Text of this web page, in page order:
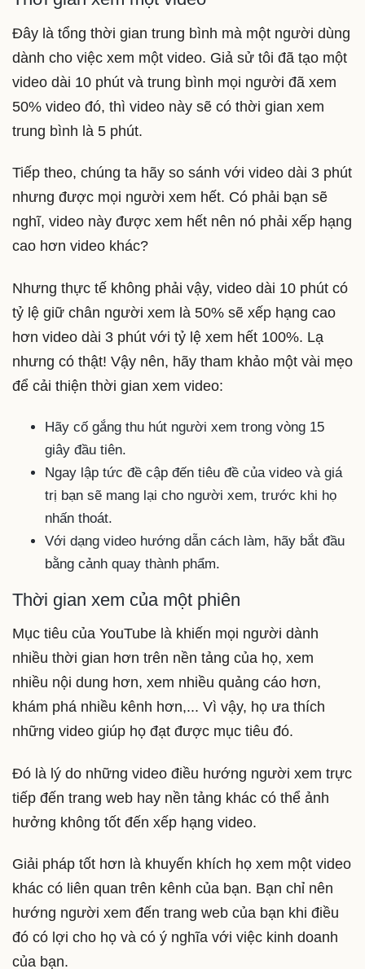
Đây là tổng thời gian trung bình mà một người dùng
dành cho việc xem một video. Giả sử tôi đã tạo một
video dài 10 phút và trung bình mọi người đã xem
50% video đó, thì video này sẽ có thời gian xem
trung bình là 5 phút.
Tiếp theo, chúng ta hãy so sánh với video dài 3 phút
nhưng được mọi người xem hết. Có phải bạn sẽ
nghĩ, video này được xem hết nên nó phải xếp hạng
cao hơn video khác?
Nhưng thực tế không phải vậy, video dài 10 phút có
tỷ lệ giữ chân người xem là 50% sẽ xếp hạng cao
hơn video dài 3 phút với tỷ lệ xem hết 100%. Lạ
nhưng có thật! Vậy nên, hãy tham khảo một vài mẹo
để cải thiện thời gian xem video:
Hãy cố gắng thu hút người xem trong vòng 15
giây đầu tiên.
Ngay lập tức đề cập đến tiêu đề của video và giá
trị bạn sẽ mang lại cho người xem, trước khi họ
nhấn thoát.
Với dạng video hướng dẫn cách làm, hãy bắt đầu
bằng cảnh quay thành phẩm.
Thời gian xem của một phiên
Mục tiêu của YouTube là khiến mọi người dành
nhiều thời gian hơn trên nền tảng của họ, xem
nhiều nội dung hơn, xem nhiều quảng cáo hơn,
khám phá nhiều kênh hơn,... Vì vậy, họ ưa thích
những video giúp họ đạt được mục tiêu đó.
Đó là lý do những video điều hướng người xem trực
tiếp đến trang web hay nền tảng khác có thể ảnh
hưởng không tốt đến xếp hạng video.
Giải pháp tốt hơn là khuyến khích họ xem một video
khác có liên quan trên kênh của bạn. Bạn chỉ nên
hướng người xem đến trang web của bạn khi điều
đó có lợi cho họ và có ý nghĩa với việc kinh doanh
của bạn.